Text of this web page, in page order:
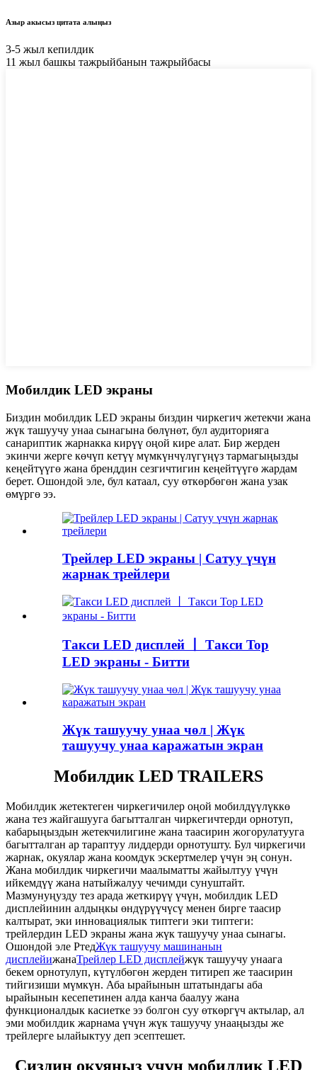
Азыр акысыз цитата алыңыз
3-5 жыл кепилдик
11 жыл башкы тажрыйбанын тажрыйбасы
Мобилдик LED экраны
Биздин мобилдик LED экраны биздин чиркегич жетекчи жана
жүк ташуучу унаа сынагына бөлүнөт, бул аудиторияга
санариптик жарнакка кирүү оңой кире алат. Бир жерден
экинчи жерге көчүп кетүү мүмкүнчүлүгүңүз тармагыңызды
кеңейтүүгө жана бренддин сезгичтигин кеңейтүүгө жардам
берет. Ошондой эле, бул катаал, суу өткөрбөгөн жана узак
өмүргө ээ.
Трейлер LED экраны | Сатуу үчүн
жарнак трейлери
Такси LED дисплей 丨 Такси Top
LED экраны - Битти
Жүк ташуучу унаа чөл | Жүк
ташуучу унаа каражатын экран
Мобилдик LED TRAILERS
Мобилдик жетектеген чиркегичилер оңой мобилдүүлүккө
жана тез жайгашууга багытталган чиркегичтерди орнотуп,
кабарыңыздын жетекчилигине жана таасирин жогорулатууга
багытталган ар тараптуу лиддерди орнотушту. Бул чиркегичи
жарнак, окуялар жана коомдук эскертмелер үчүн эң сонун.
Жана мобилдик чиркегичи маалыматты жайылтуу үчүн
ийкемдүү жана натыйжалуу чечимди сунуштайт.
Мазмунуңузду тез арада жеткирүү үчүн, мобилдик LED
дисплейинин алдыңкы өндүрүүчүсү менен бирге таасир
калтырат, эки инновациялык типтеги эки типтеги:
трейлердин LED экраны жана жүк ташуучу унаа сынагы.
Ошондой эле РтедЖүк ташуучу машинанын
дисплейижанаТрейлер LED дисплейжүк ташуучу унаага
бекем орнотулуп, күтүлбөгөн жерден титиреп же таасирин
тийгизиши мүмкүн. Аба ырайынын штатындагы аба
ырайынын кесепетинен алда канча баалуу жана
функционалдык касиетке ээ болгон суу өткөргүч актылар, ал
эми мобилдик жарнама үчүн жүк ташуучу унааңызды же
трейлерге ылайыктуу деп эсептешет.
Сиздин окуяңыз үчүн мобилдик LED